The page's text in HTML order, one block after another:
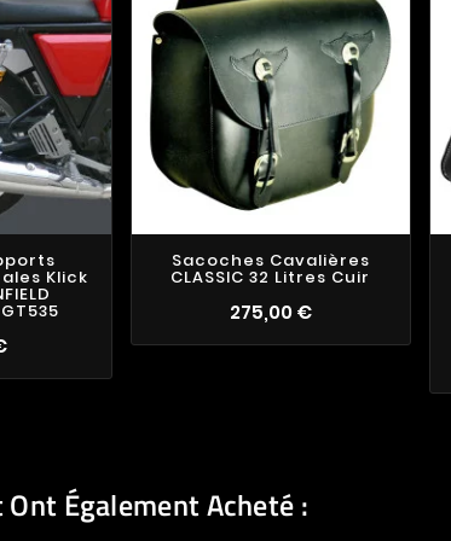
Klick
Sacoches Cavalières
CLASSIC 32 Litres Cuir
275,00 €
Également Acheté :